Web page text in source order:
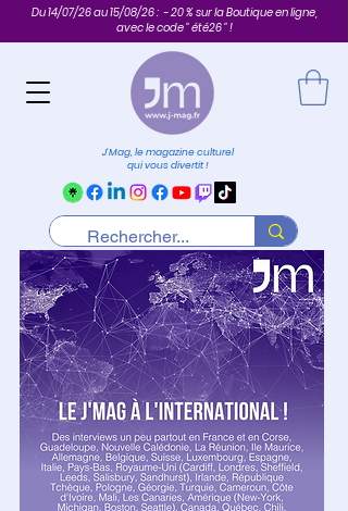
Du 14/07/26 au 15/08/26 : - 20 % sur la Boutique en ligne,
avec le code " été26 " !
J'Mag, le magazine culturel
qui vous divertit !